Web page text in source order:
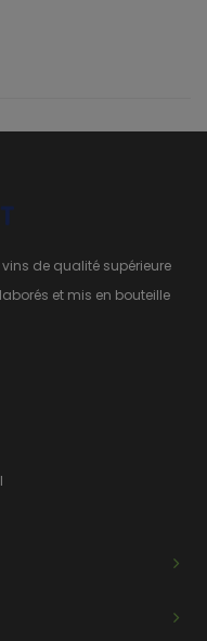
de qualité supérieure
et mis en bouteille